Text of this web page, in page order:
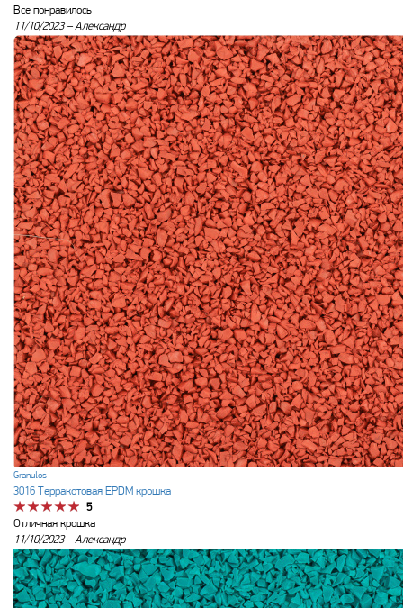
Все понравилось
11/10/2023 –Александр
Granulos
3016 Терракотовая EPDM крошка
5
Отличная крошка
11/10/2023 –Александр